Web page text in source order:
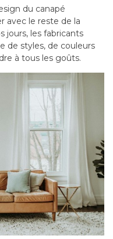
du canapé
avec le reste de la
jours, les fabricants
de styles, de couleurs
à tous les goûts.